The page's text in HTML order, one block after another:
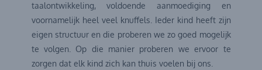
taalontwikkeling, voldoende aanmoediging en
voornamelijk heel veel knuffels. Ieder kind heeft zijn
eigen structuur en die proberen we zo goed mogelijk
te volgen. Op die manier proberen we ervoor te
zorgen dat elk kind zich kan thuis voelen bij ons.